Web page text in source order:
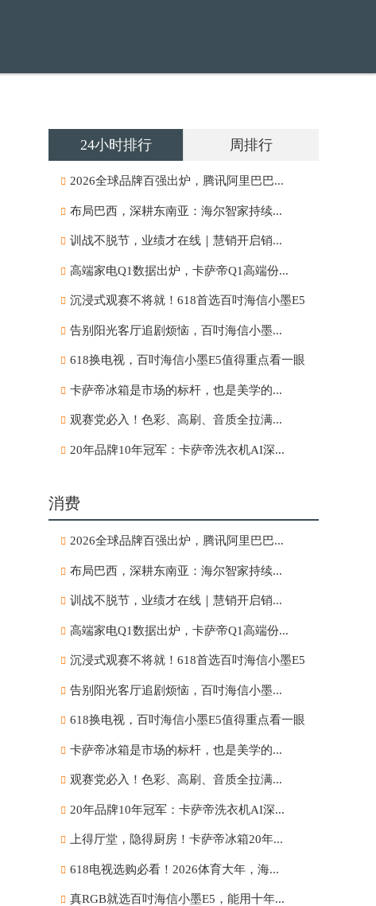
24小时排行 周排行
2026全球品牌百强出炉，腾讯阿里巴巴...
布局巴西，深耕东南亚：海尔智家持续...
训战不脱节，业绩才在线｜慧销开启销...
高端家电Q1数据出炉，卡萨帝Q1高端份...
沉浸式观赛不将就！618首选百吋海信小墨E5
告别阳光客厅追剧烦恼，百吋海信小墨...
618换电视，百吋海信小墨E5值得重点看一眼
卡萨帝冰箱是市场的标杆，也是美学的...
观赛党必入！色彩、高刷、音质全拉满...
20年品牌10年冠军：卡萨帝洗衣机AI深...
消费
2026全球品牌百强出炉，腾讯阿里巴巴...
布局巴西，深耕东南亚：海尔智家持续...
训战不脱节，业绩才在线｜慧销开启销...
高端家电Q1数据出炉，卡萨帝Q1高端份...
沉浸式观赛不将就！618首选百吋海信小墨E5
告别阳光客厅追剧烦恼，百吋海信小墨...
618换电视，百吋海信小墨E5值得重点看一眼
卡萨帝冰箱是市场的标杆，也是美学的...
观赛党必入！色彩、高刷、音质全拉满...
20年品牌10年冠军：卡萨帝洗衣机AI深...
上得厅堂，隐得厨房！卡萨帝冰箱20年...
618电视选购必看！2026体育大年，海...
真RGB就选百吋海信小墨E5，能用十年...